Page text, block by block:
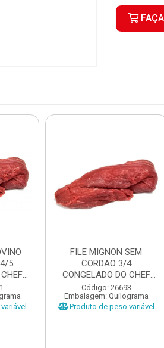
5
FILE MIGNON SEM
CORDAO 3/4
CONGELADO DO CHEF
CAIXA ±25KG
Código: 26693
Embalagem: Quilograma
Produto de peso variável